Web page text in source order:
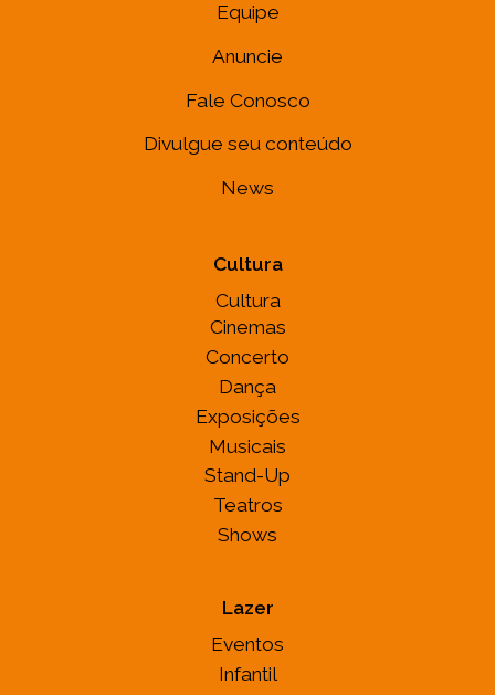
Equipe
Anuncie
Fale Conosco
Divulgue seu conteúdo
News
Cultura
Cultura
Cinemas
Concerto
Dança
Exposições
Musicais
Stand-Up
Teatros
Shows
Lazer
Eventos
Infantil